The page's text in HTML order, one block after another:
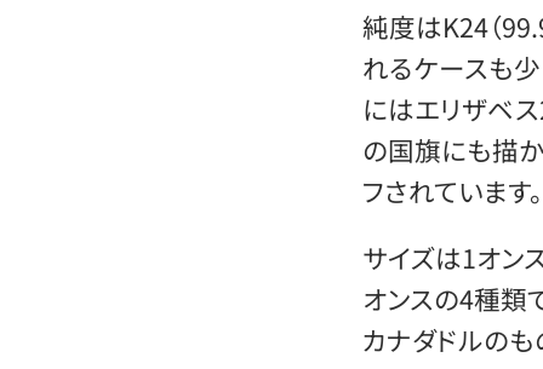
純度はK24（
れるケースも
にはエリザベ
の国旗にも描
フされています。
サイズは1オン
オンスの4種類
カナダドルのも